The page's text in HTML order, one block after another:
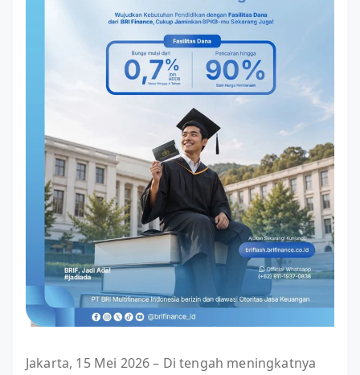
Jakarta, 15 Mei 2026 – Di tengah meningkatnya